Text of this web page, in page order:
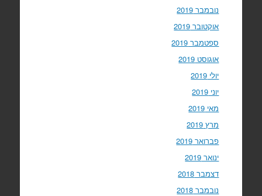
נובמבר 2019
אוקטובר 2019
ספטמבר 2019
אוגוסט 2019
יולי 2019
יוני 2019
מאי 2019
מרץ 2019
פברואר 2019
ינואר 2019
דצמבר 2018
נובמבר 2018